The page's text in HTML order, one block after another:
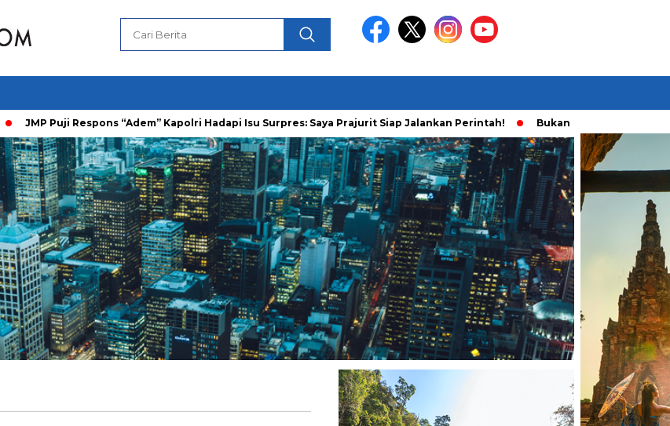
JMP Puji Respons “Adem” Kapolri Hadapi Isu Surpres: Saya Prajurit Siap Jalankan Perintah! Bukan Main Sendiri, Ini Fakta